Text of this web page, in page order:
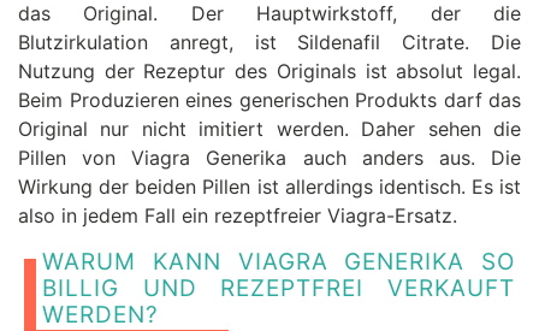
das Original. Der Hauptwirkstoff, der die
Blutzirkulation anregt, ist Sildenafil Citrate. Die
Nutzung der Rezeptur des Originals ist absolut legal.
Beim Produzieren eines generischen Produkts darf das
Original nur nicht imitiert werden. Daher sehen die
Pillen von Viagra Generika auch anders aus. Die
Wirkung der beiden Pillen ist allerdings identisch. Es ist
also in jedem Fall ein rezeptfreier Viagra-Ersatz.
WARUM KANN VIAGRA GENERIKA SO
BILLIG UND REZEPTFREI VERKAUFT
WERDEN?